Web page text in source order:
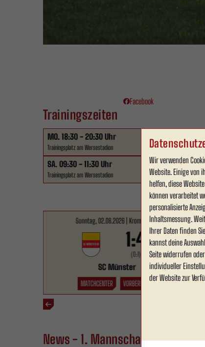
Wir verwenden
Website. Einige von
helfen, diese
können verarbeitet
personalisierte
Inhaltsmessung.
Ihrer Daten finden
kannst deine
Seite widerrufen
individueller
der Website zur
Facebook
Trainingszeiten
MO. 18:30 - 20:30 Uhr
Trainingsplatz am Wersestadion
SA. 09:30 - 11:30 Uhr
Trainingsplatz am Wersestadion
Sonntag, 02.08.2026 | Krombacher Westfalenpokal
1:4
(0:1)
SC Münster RW Ahlen
MATCHCENTER VORBERICHT SPIELBERICHT
News - 1. Mannschaft